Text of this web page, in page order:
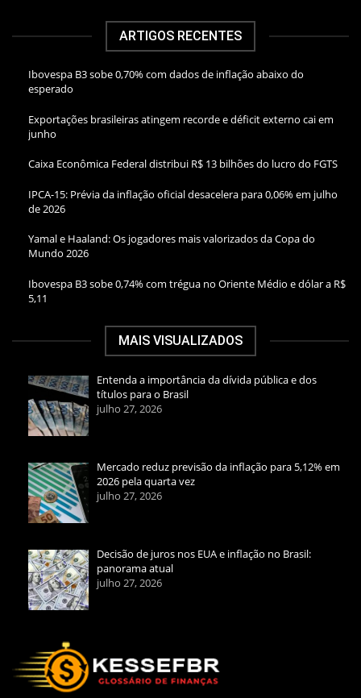
ARTIGOS RECENTES
Ibovespa B3 sobe 0,70% com dados de inflação abaixo do
esperado
Exportações brasileiras atingem recorde e déficit externo cai em
junho
Caixa Econômica Federal distribui R$ 13 bilhões do lucro do FGTS
IPCA-15: Prévia da inflação oficial desacelera para 0,06% em julho
de 2026
Yamal e Haaland: Os jogadores mais valorizados da Copa do
Mundo 2026
Ibovespa B3 sobe 0,74% com trégua no Oriente Médio e dólar a R$
5,11
MAIS VISUALIZADOS
Entenda a importância da dívida pública e dos
títulos para o Brasil
julho 27, 2026
Mercado reduz previsão da inflação para 5,12% em
2026 pela quarta vez
julho 27, 2026
Decisão de juros nos EUA e inflação no Brasil:
panorama atual
julho 27, 2026